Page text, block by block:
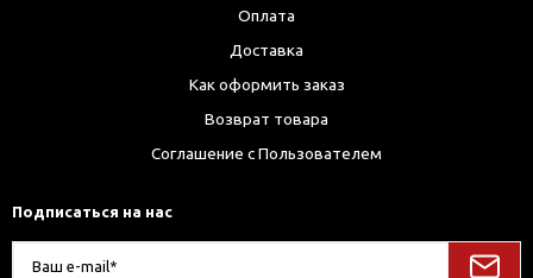
Оплата
Доставка
Как оформить заказ
Возврат товара
Соглашение с Пользователем
Подписаться на нас